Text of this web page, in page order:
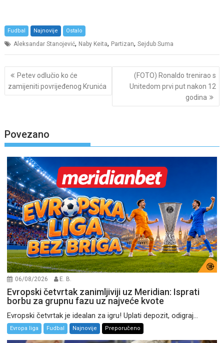
Fudbal Najnovije Ostalo
Aleksandar Stanojević, Naby Keita, Partizan,Sejdub Suma
Post
navigation
Petev odlučio ko će
zamijeniti povrijeđenog Krunića
(FOTO) Ronaldo trenirao s
Unitedom prvi put nakon 12
godina
Povezano
06/08/2026 E. B.
Evropski četvrtak zanimljiviji uz Meridian: Isprati
borbu za grupnu fazu uz najveće kvote
Evropski četvrtak je idealan za igru! Uplati depozit, odigraj...
Evropa liga Fudbal Najnovije Preporučeno